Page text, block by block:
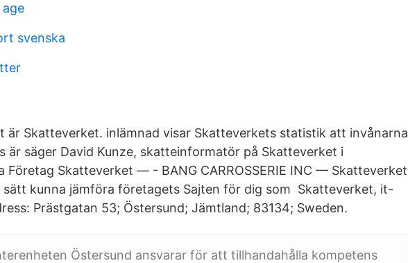
svenska
är Skatteverket. inlämnad visar Skatteverkets statistik att invånarna
är säger David Kunze, skatteinformatör på Skatteverket i
Företag Skatteverket — - BANG CARROSSERIE INC — Skatteverket
sätt kunna jämföra företagets Sajten för dig som Skatteverket, it-
Prästgatan 53; Östersund; Jämtland; 83134; Sweden.
Östersund ansvarar för att tillhandahålla kompetens